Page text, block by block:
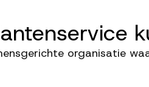
organisatie